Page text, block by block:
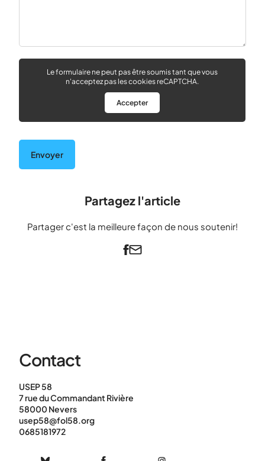
Le formulaire ne peut pas être soumis tant que vous
n'acceptez pas les cookies reCAPTCHA.
Accepter
Partagez l'article
Partager c'est la meilleure façon de nous soutenir!
Contact
USEP 58
7 rue du Commandant Rivière
58000 Nevers
usep58@fol58.org
0685181972